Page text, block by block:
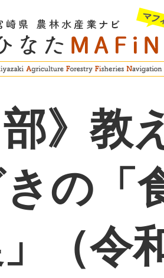
部》教
の「
」（令